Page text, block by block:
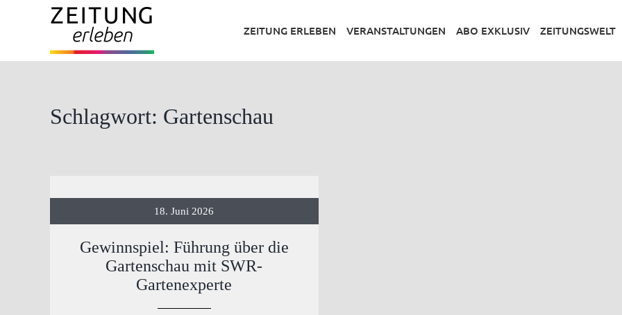
ZEITUNG ERLEBEN VERANSTALTUNGEN ABO EXKLUSIV ZEITUNGSWELT
Schlagwort: Gartenschau
18. Juni 2026
Gewinnspiel: Führung über die
Gartenschau mit SWR-
Gartenexperte